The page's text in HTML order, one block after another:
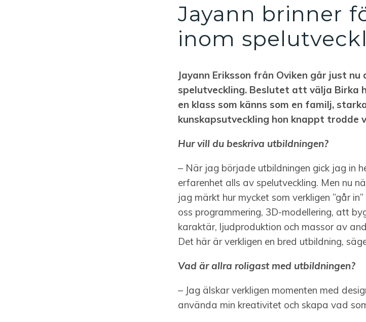
Jayann brinner
inom
Jayann Eriksson från Oviken går just
spelutveckling. Beslutet att välja Birka
en klass som känns som en familj,
kunskapsutveckling hon knappt trodde
Hur vill du beskriva utbildningen?
– När jag började utbildningen gick jag in
erfarenhet alls av spelutveckling. Men nu
jag märkt hur mycket som verkligen ”går
oss programmering, 3D-modellering, att
karaktär, ljudproduktion och massor av
Det här är verkligen en bred utbildning,
Vad är allra roligast med utbildningen?
– Jag älskar verkligen momenten med
använda min kreativitet och skapa vad